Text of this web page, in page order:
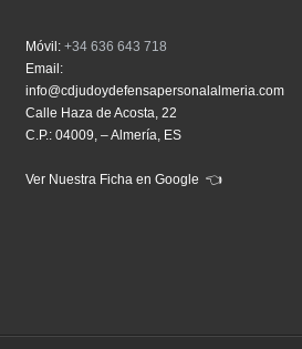
Móvil:+34 636 643 718
Email:
info@cdjudoydefensapersonalalmeria.com
Calle Haza de Acosta, 22
C.P.: 04009, – Almería, ES
Ver Nuestra Ficha en Google 👈